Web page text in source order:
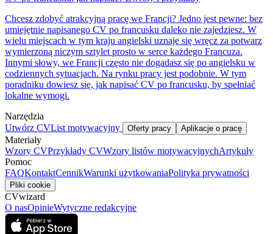
Chcesz zdobyć atrakcyjną pracę we Francji? Jedno jest pewne: bez
umiejętnie napisanego CV po francusku daleko nie zajedziesz. W
wielu miejscach w tym kraju angielski uznaje się wręcz za potwarz
wymierzoną niczym sztylet prosto w serce każdego Francuza.
Innymi słowy, we Francji często nie dogadasz się po angielsku w
codziennych sytuacjach. Na rynku pracy jest podobnie. W tym
poradniku dowiesz się, jak napisać CV po francusku, by spełniać
lokalne wymogi.
Narzędzia
Utwórz CVList motywacyjny Oferty pracy Aplikacje o pracę
Materiały
Wzory CVPrzykłady CVWzory listów motywacyjnychArtykuły
Pomoc
FAQKontaktCennikWarunki użytkowaniaPolityka prywatności
Pliki cookie
CVwizard
O nasOpinieWytyczne redakcyjne